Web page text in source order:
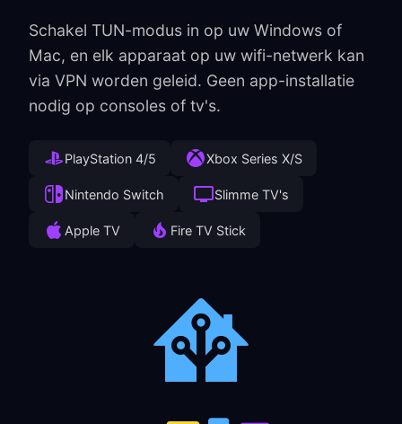
Schakel TUN-modus in op uw Windows of
Mac, en elk apparaat op uw wifi-netwerk kan
via VPN worden geleid. Geen app-installatie
nodig op consoles of tv's.
PlayStation 4/5 Xbox Series X/S
Nintendo Switch Slimme TV's
Apple TV Fire TV Stick